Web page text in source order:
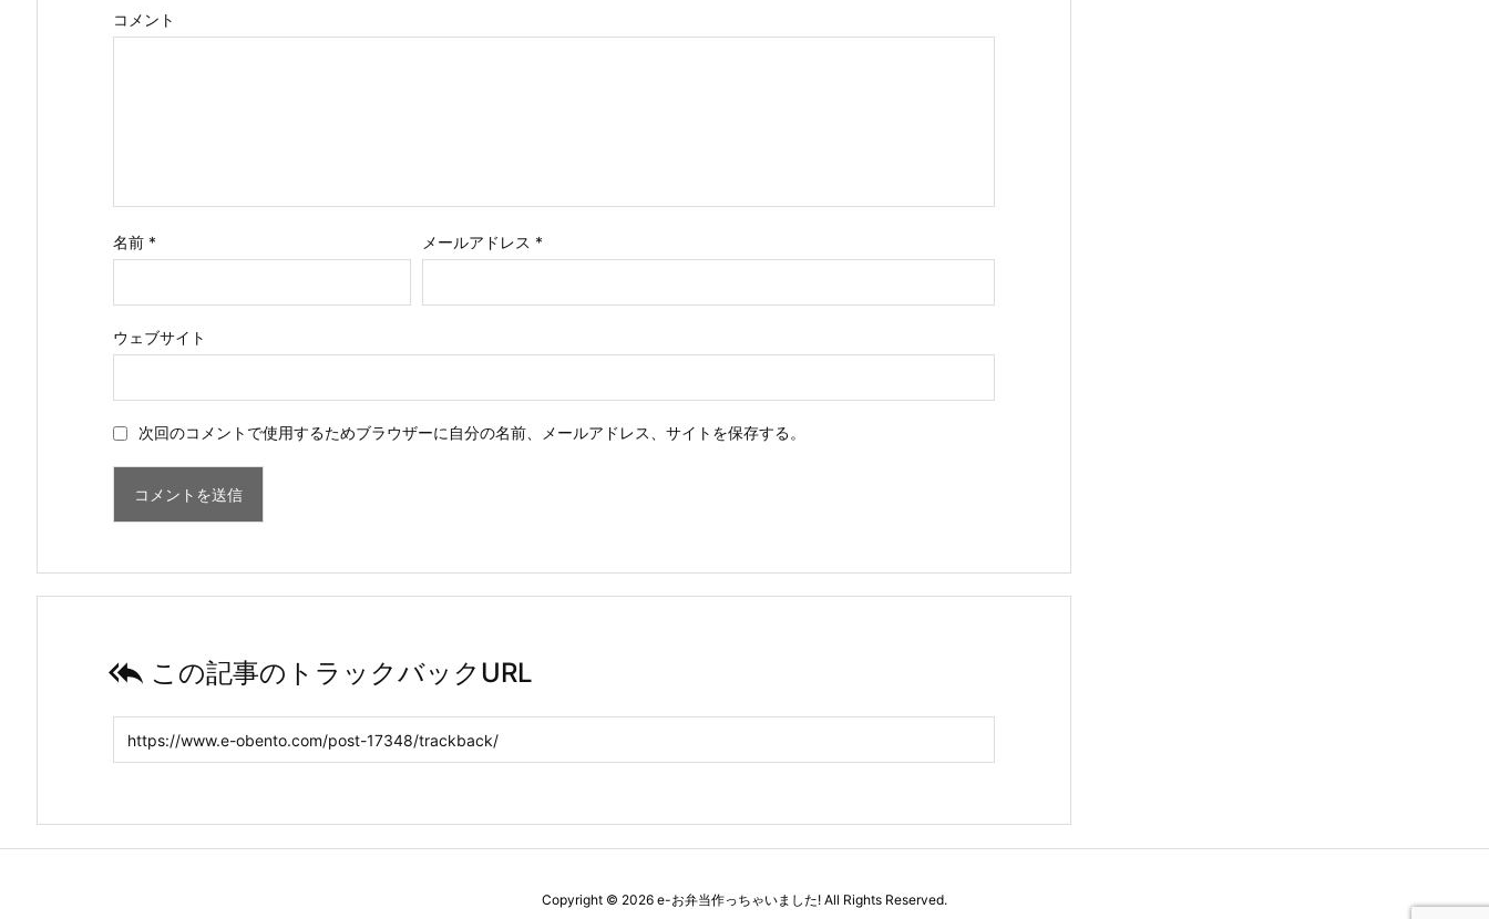
コメント
名前 * メールアドレス *
ウェブサイト
次回のコメントで使用するためブラウザーに自分の名前、メールアドレス、サイトを保存する。
 この記事のトラックバックURL
Copyright © 2026 e-お弁当作っちゃいました! All Rights Reserved.